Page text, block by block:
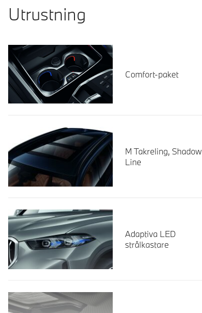
Utrustning
Comfort-paket
M Takreling, Shadow
Line
Adaptiva LED
strålkastare
Läs mer